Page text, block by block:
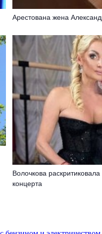
Арестована жена
Волочкова
концерта